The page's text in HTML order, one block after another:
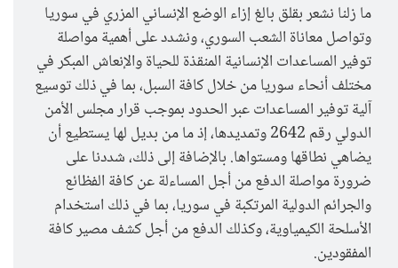
ما زلنا نشعر بقلق بالغ إزاء الوضع الإنساني المزري في سوريا
وتواصل معاناة الشعب السوري، ونشدد على أهمية مواصلة
توفير المساعدات الإنسانية المنقذة للحياة والإنعاش المبكر في
مختلف أنحاء سوريا من خلال كافة السبل، بما في ذلك توسيع
آلية توفير المساعدات عبر الحدود بموجب قرار مجلس الأمن
الدولي رقم 2642 وتمديدها، إذ ما من بديل لها يستطيع أن
يضاهي نطاقها ومستواها. بالإضافة إلى ذلك، شددنا على
ضرورة مواصلة الدفع من أجل المساءلة عن كافة الفظائع
والجرائم الدولية المرتكبة في سوريا، بما في ذلك استخدام
الأسلحة الكيمياوية، وكذلك الدفع من أجل كشف مصير كافة
المفقودين.